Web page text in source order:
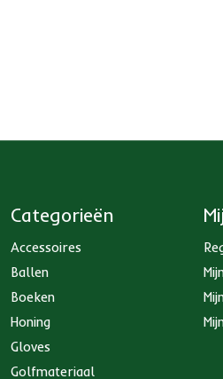
Categorieën
Accessoires
Ballen
Boeken
Honing
Gloves
Golfmateriaal